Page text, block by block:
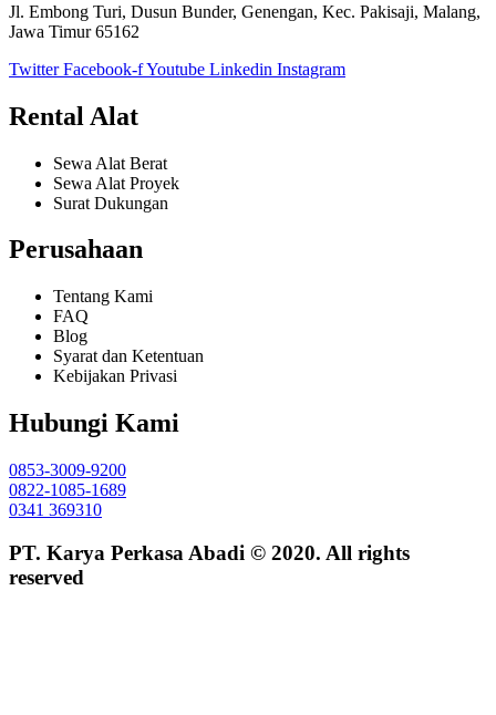
Jl. Embong Turi, Dusun Bunder, Genengan, Kec. Pakisaji, Malang,
Jawa Timur 65162
Twitter Facebook-fYoutube Linkedin Instagram
Rental Alat
Sewa Alat Berat
Sewa Alat Proyek
Surat Dukungan
Perusahaan
Tentang Kami
FAQ
Blog
Syarat dan Ketentuan
Kebijakan Privasi
Hubungi Kami
0853-3009-9200
0822-1085-1689
0341 369310
PT. Karya Perkasa Abadi © 2020. All rights
reserved